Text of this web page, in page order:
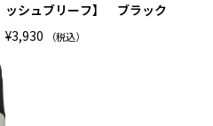
ッシュブリーフ】 ブラック
¥3,930 （税込）